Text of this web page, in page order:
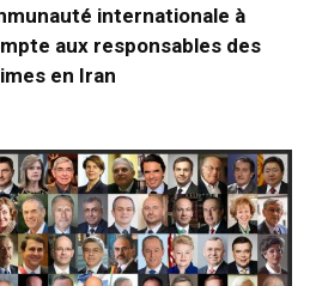
internationale à
aux responsables des
en Iran